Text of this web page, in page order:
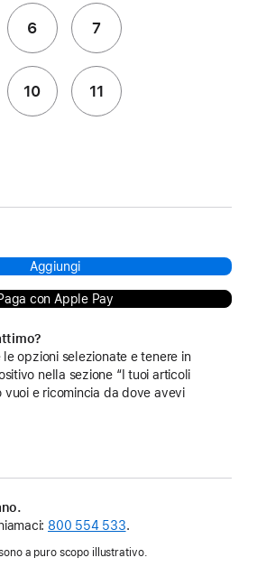
6 7
10 11
Aggiungi
con Apple Pay
opzioni selezionate e tenere in
nella sezione “I tuoi articoli
vuoi e ricomincia da dove avevi
800 554 533.
a puro scopo illustrativo.